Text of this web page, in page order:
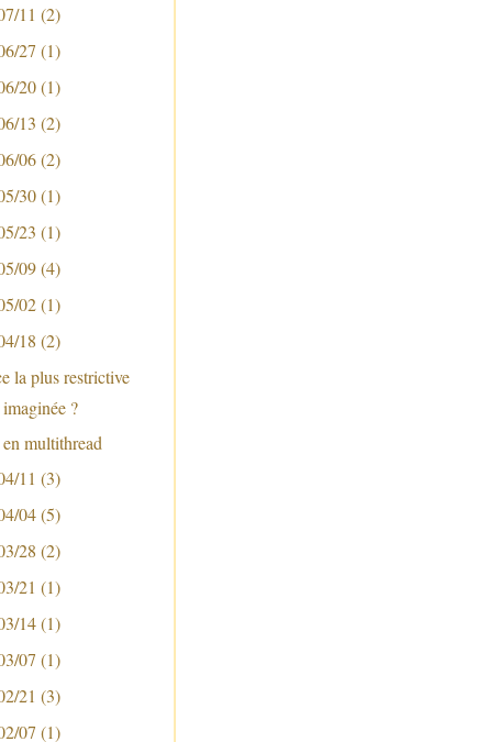
11 (2)
27 (1)
20 (1)
13 (2)
06 (2)
30 (1)
23 (1)
09 (4)
02 (1)
18 (2)
la plus restrictive
?
multithread
11 (3)
04 (5)
28 (2)
21 (1)
14 (1)
07 (1)
21 (3)
07 (1)